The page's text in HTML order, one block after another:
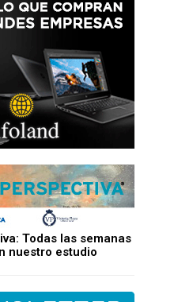
Todas las semanas
nuestro estudio